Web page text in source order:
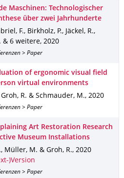
Maschinen: Technologischer
über zwei Jahrhunderte
F., Birkholz, P., Jäckel, R.,
& 6 weitere, 2020
> Paper
of ergonomic visual field
virtual environments
R. & Schmauder, M., 2020
> Paper
Art Restoration Research
Museum Installations
Müller, M. & Groh, R., 2020
)Version
> Paper